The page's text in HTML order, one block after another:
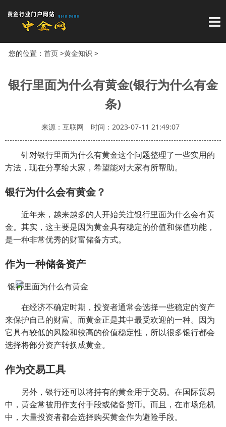
导
您的位置： 首页>黄金知识 >
银行里面为什么有黄金(银行为什么有金
条)
来源：互联网 时间：2023-07-11 21:49:07
针对银行里面为什么有黄金这个问题整理了一些实用的
方法，现在分享给大家，希望能对大家有所帮助。
银行为什么会有黄金？
近年来，越来越多的人开始关注银行里面为什么会有黄
金。其实，这主要是因为黄金具有稳定的价值和保值功能，
是一种非常优秀的财富储备方式。
作为一种储备资产
在经济不确定时期，投资者通常会选择一些稳定的资产
来保护自己的财富。而黄金正是其中最受欢迎的一种。因为
它具有较低的风险和较高的价值稳定性，所以很多银行都会
选择将部分资产转换成黄金。
作为交易工具
另外，银行还可以将持有的黄金用于交易。在国际贸易
中，黄金常被用作支付手段或储备货币。而且，在市场危机
中，大量投资者都会选择购买黄金作为避险手段。